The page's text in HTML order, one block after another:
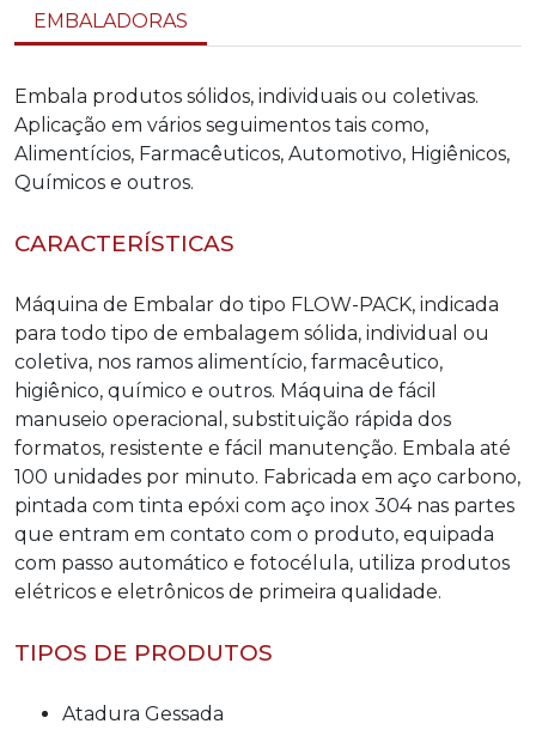
EMBALADORAS
Embala produtos sólidos, individuais ou coletivas.
Aplicação em vários seguimentos tais como,
Alimentícios, Farmacêuticos, Automotivo, Higiênicos,
Químicos e outros.
CARACTERÍSTICAS
Máquina de Embalar do tipo FLOW-PACK, indicada
para todo tipo de embalagem sólida, individual ou
coletiva, nos ramos alimentício, farmacêutico,
higiênico, químico e outros. Máquina de fácil
manuseio operacional, substituição rápida dos
formatos, resistente e fácil manutenção. Embala até
100 unidades por minuto. Fabricada em aço carbono,
pintada com tinta epóxi com aço inox 304 nas partes
que entram em contato com o produto, equipada
com passo automático e fotocélula, utiliza produtos
elétricos e eletrônicos de primeira qualidade.
TIPOS DE PRODUTOS
Atadura Gessada